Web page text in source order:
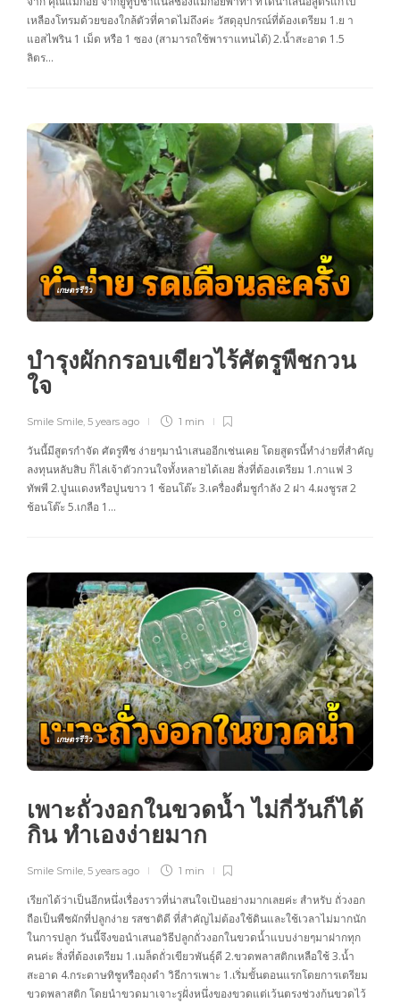
เหลืองโทรมด้วยของใกล้ตัวที่คาดไม่ถึงค่ะ วัสดุอุปกรณ์ที่ต้องเตรียม 1.ย า
แอสไพริน 1 เม็ด หรือ 1 ซอง (สามารถใช้พาราแทนได้) 2.น้ำสะอาด 1.5
ลิตร…
เกษตรรีวิว
บำรุงผักกรอบเขียวไร้ศัตรูพืชกวน
ใจ
Smile Smile 5 years ago 1 min
วันนี้มีสูตรกำจัด ศัตรูพืช ง่ายๆมานำเสนออีกเช่นเคย โดยสูตรนี้ทำง่ายที่สำคัญ
ลงทุนหลับสิบ ก็ไล่เจ้าตัวกวนใจทั้งหลายได้เลย สิ่งที่ต้องเตรียม 1.กาแฟ 3
ทัพพี 2.ปูนแดงหรือปูนขาว 1 ช้อนโต๊ะ 3.เครื่องดื่มชูกำลัง 2 ฝา 4.ผงชูรส 2
ช้อนโต๊ะ 5.เกลือ 1…
เกษตรรีวิว
เพาะถั่วงอกในขวดน้ำ ไม่กี่วันก็ได้
กิน ทำเองง่ายมาก
Smile Smile 5 years ago 1 min
เรียกได้ว่าเป็นอีกหนึ่งเรื่องราวที่น่าสนใจเป้นอย่างมากเลยค่ะ สำหรับ ถั่วงอก
ถือเป็นพืชผักที่ปลูกง่าย รสชาติดี ที่สำคัญไม่ต้องใช้ดินและใช้เวลาไม่มากนัก
ในการปลูก วันนี้จึงขอนำเสนอวิธีปลูกถั่วงอกในขวดน้ำแบบง่ายๆมาฝากทุก
คนค่ะ สิ่งที่ต้องเตรียม 1.เมล็ดถั่วเขียวพันธุ์ดี 2.ขวดพลาสติกเหลือใช้ 3.น้ำ
สะอาด 4.กระดาษทิชูหรือถุงดำ วิธีการเพาะ 1.เริ่มขั้นตอนแรกโดยการเตรียม
ขวดพลาสติก โดยนำขวดมาเจาะรูฝั่งหนึ่งของขวดแต่เว้นตรงช่วงก้นขวดไว้